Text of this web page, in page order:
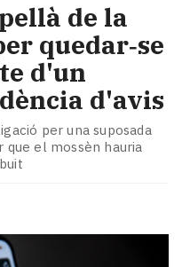
de la
quedar‑se
d'un
d'avis
per una suposada
que el mossèn hauria